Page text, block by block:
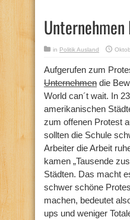
in Politik Ausland
Aufgerufen zum
Unternehmen die
World can´t wait. In
amerikanischen
zum offenen Protest
sollten die Schule
Arbeiter die Arbeit
kamen „Tausende
Städten. Das macht
schwer schöne
machen, bedeutet
ups und weniger